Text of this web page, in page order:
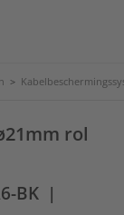
>
rol
BK |